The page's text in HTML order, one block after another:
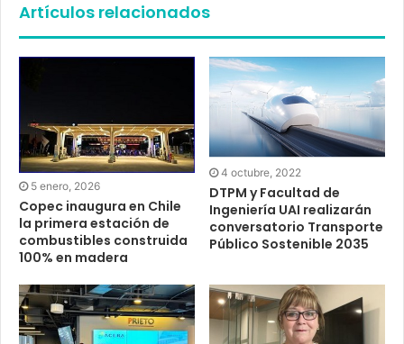
Artículos relacionados
5 enero, 2026
Copec inaugura en Chile
la primera estación de
combustibles construida
100% en madera
4 octubre, 2022
DTPM y Facultad de
Ingeniería UAI realizarán
conversatorio Transporte
Público Sostenible 2035